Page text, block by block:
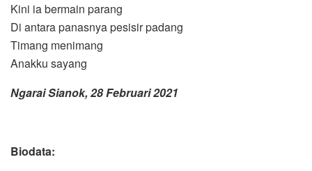
Kini ia bermain parang
Di antara panasnya pesisir padang
Timang menimang
Anakku sayang
Ngarai Sianok, 28 Februari 2021
Biodata: